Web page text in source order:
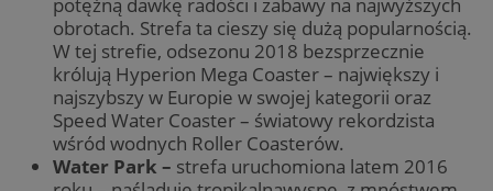
potężną dawkę radości i zabawy na najwyższych
obrotach. Strefa ta cieszy się dużą popularnością.
W tej strefie, odsezonu 2018 bezsprzecznie
królują Hyperion Mega Coaster – największy i
najszybszy w Europie w swojej kategorii oraz
Speed Water Coaster – światowy rekordzista
wśród wodnych Roller Coasterów.
Water Park – strefa uruchomiona latem 2016